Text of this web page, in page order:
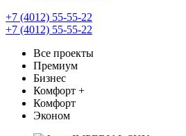
+7 (4012) 55-55-22
+7 (4012) 55-55-22
Все проекты
Премиум
Бизнес
Комфорт +
Комфорт
Эконом